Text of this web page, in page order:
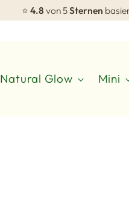
⭐ 4.8 von 5Sternen
Natural Glow Mini